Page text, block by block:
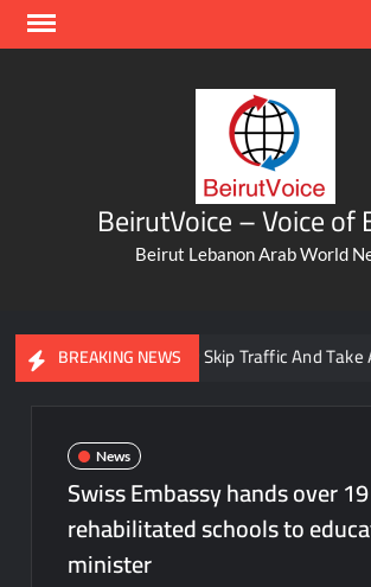
Skip
BeirutVoice – Voice of
Beirut Lebanon Arab World
BREAKING NEWS
You Can Now Skip Traffic And Take A
News
Swiss Embassy hands over 19
rehabilitated schools to
minister